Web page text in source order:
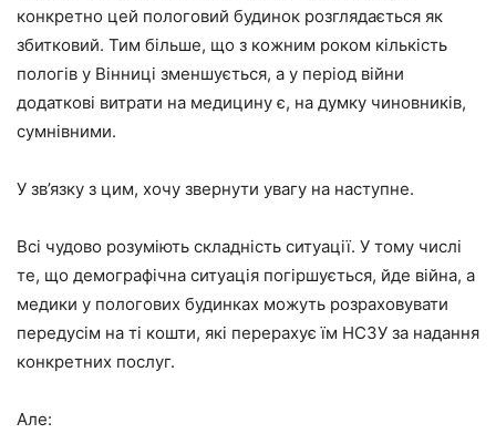
конкретно цей пологовий будинок розглядається як
збитковий. Тим більше, що з кожним роком кількість
пологів у Вінниці зменшується, а у період війни
додаткові витрати на медицину є, на думку чиновників,
сумнівними.
У зв’язку з цим, хочу звернути увагу на наступне.
Всі чудово розуміють складність ситуації. У тому числі
те, що демографічна ситуація погіршується, йде війна, а
медики у пологових будинках можуть розраховувати
передусім на ті кошти, які перерахує їм НСЗУ за надання
конкретних послуг.
Але: